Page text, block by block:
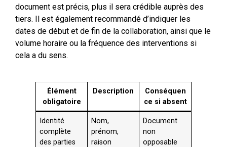
document est précis, plus il sera crédible auprès des
tiers. Il est également recommandé d’indiquer les
dates de début et de fin de la collaboration, ainsi que le
volume horaire ou la fréquence des interventions si
cela a du sens.
Élément
obligatoire
Description
Conséquen
ce si absent
Identité
complète
des parties
Nom,
prénom,
raison
Document
non
opposable